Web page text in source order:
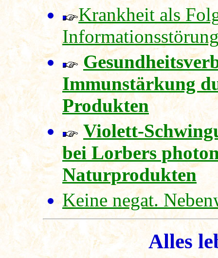
Krankheit als
Immunstärkung
Produkten
Violett-
bei Lorbers
Naturprodukten
Keine negat.
Alles